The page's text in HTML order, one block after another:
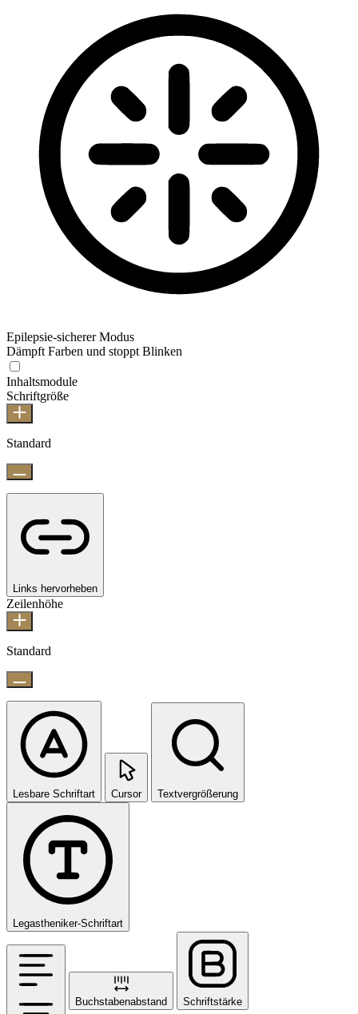
Epilepsie-sicherer Modus
Dämpft Farben und stoppt Blinken
Inhaltsmodule
Schriftgröße
Standard
Links hervorheben
Zeilenhöhe
Standard
Lesbare Schriftart Cursor Textvergrößerung
Legastheniker-Schriftart
Buchstabenabstand Schriftstärke